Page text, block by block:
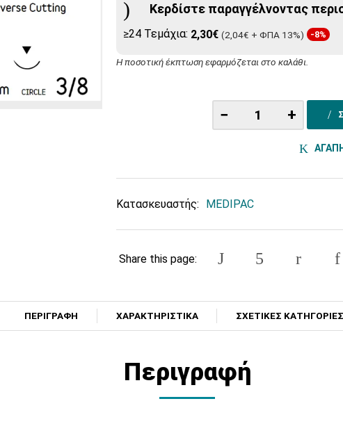
Κερδίστε παραγγέλνοντας
≥24 Τεμάχια: 2,30€ (2,04€ + ΦΠΑ 13%) -8%
Η ποσοτική έκπτωση εφαρμόζεται στο καλάθι.
− +
Κατασκευαστής: MEDIPAC
Share this page:
ΠΕΡΙΓΡΑΦΗ ΧΑΡΑΚΤΗΡΙΣΤΙΚΑ ΣΧΕΤΙΚΕΣ ΚΑΤΗΓΟΡΙΕΣ
Περιγραφή